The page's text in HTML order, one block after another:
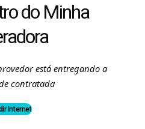
do Minha
está entregando a
contratada
Internet